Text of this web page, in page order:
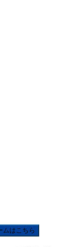
ムはこちら